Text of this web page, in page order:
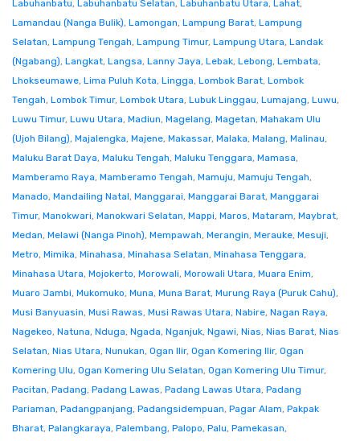
Labuhanbatu, Labuhanbatu Selatan, Labuhanbatu Utara, Lahat,
Lamandau (Nanga Bulik), Lamongan, Lampung Barat, Lampung
Selatan, Lampung Tengah, Lampung Timur, Lampung Utara, Landak
(Ngabang), Langkat, Langsa, Lanny Jaya, Lebak, Lebong, Lembata,
Lhokseumawe, Lima Puluh Kota, Lingga, Lombok Barat, Lombok
Tengah, Lombok Timur, Lombok Utara, Lubuk Linggau, Lumajang, Luwu,
Luwu Timur, Luwu Utara, Madiun, Magelang, Magetan, Mahakam Ulu
(Ujoh Bilang), Majalengka, Majene, Makassar, Malaka, Malang, Malinau,
Maluku Barat Daya, Maluku Tengah, Maluku Tenggara, Mamasa,
Mamberamo Raya, Mamberamo Tengah, Mamuju, Mamuju Tengah,
Manado, Mandailing Natal, Manggarai, Manggarai Barat, Manggarai
Timur, Manokwari, Manokwari Selatan, Mappi, Maros, Mataram, Maybrat,
Medan, Melawi (Nanga Pinoh), Mempawah, Merangin, Merauke, Mesuji,
Metro, Mimika, Minahasa, Minahasa Selatan, Minahasa Tenggara,
Minahasa Utara, Mojokerto, Morowali, Morowali Utara, Muara Enim,
Muaro Jambi, Mukomuko, Muna, Muna Barat, Murung Raya (Puruk Cahu),
Musi Banyuasin, Musi Rawas, Musi Rawas Utara, Nabire, Nagan Raya,
Nagekeo, Natuna, Nduga, Ngada, Nganjuk, Ngawi, Nias, Nias Barat, Nias
Selatan, Nias Utara, Nunukan, Ogan Ilir, Ogan Komering Ilir, Ogan
Komering Ulu, Ogan Komering Ulu Selatan, Ogan Komering Ulu Timur,
Pacitan, Padang, Padang Lawas, Padang Lawas Utara, Padang
Pariaman, Padangpanjang, Padangsidempuan, Pagar Alam, Pakpak
Bharat, Palangkaraya, Palembang, Palopo, Palu, Pamekasan,